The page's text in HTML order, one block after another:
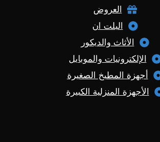
العروض
البلت ان
الأثاث والديكور
الإلكترونيات والموبايل
أجهزة المطبخ الصغيرة
الأجهزة المنزلية الكبيرة